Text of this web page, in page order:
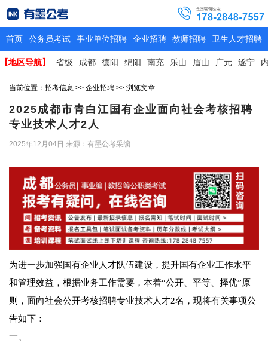
首页 公务员考试 事业单位招聘 企业招聘 教师招聘 卫生人才招聘
【地区导航】 省级 成都 德阳 绵阳 南充 乐山 眉山 广元 遂宁
当前位置： 招考信息 >> 企业招聘 >> 浏览文章
2025成都市青白江国有企业面向社会考核招聘
专业技术人才2人
2025年12月04日 来源：有墨公考采编
为进一步加强国有企业人才队伍建设，提升国有企业工作水平
和管理效益，根据业务工作需要，本着“公开、平等、择优”原
则，面向社会公开考核招聘专业技术人才2名，现将有关事项公
告如下：
一、